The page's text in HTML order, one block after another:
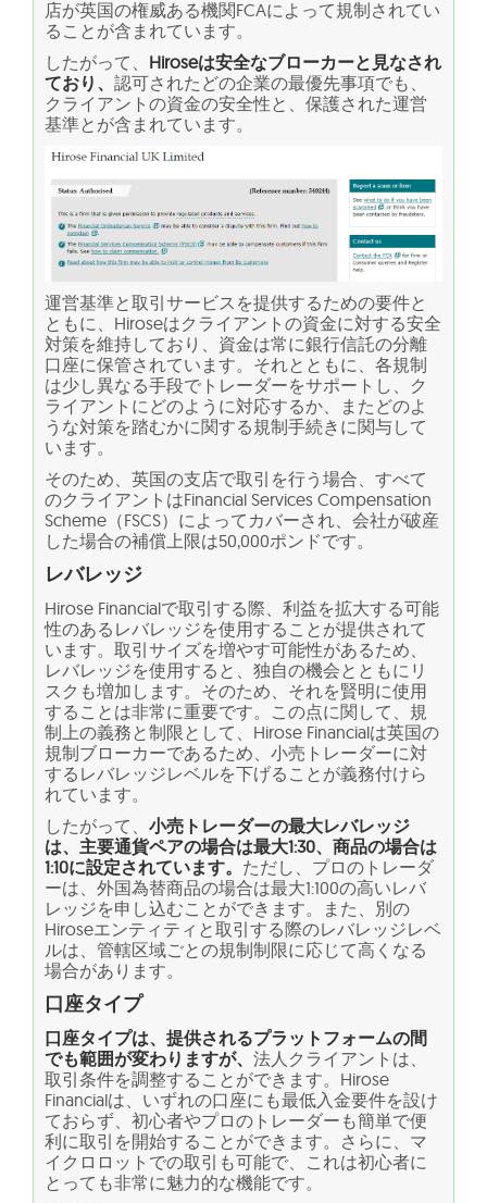
店が英国の権威ある機関FCAによって規制されてい
ることが含まれています。
したがって、 Hiroseは安全なブローカーと見なされ
ており、 認可されたどの企業の最優先事項でも、
クライアントの資金の安全性と、保護された運営
基準とが含まれています。
運営基準と取引サービスを提供するための要件と
ともに、Hiroseはクライアントの資金に対する安全
対策を維持しており、資金は常に銀行信託の分離
口座に保管されています。それとともに、各規制
は少し異なる手段でトレーダーをサポートし、ク
ライアントにどのように対応するか、またどのよ
うな対策を踏むかに関する規制手続きに関与して
います。
そのため、英国の支店で取引を行う場合、すべて
のクライアントはFinancial Services Compensation
Scheme（FSCS）によってカバーされ、会社が破産
した場合の補償上限は50,000ポンドです。
レバレッジ
Hirose Financialで取引する際、利益を拡大する可能
性のあるレバレッジを使用することが提供されて
います。取引サイズを増やす可能性があるため、
レバレッジを使用すると、独自の機会とともにリ
スクも増加します。そのため、それを賢明に使用
することは非常に重要です。この点に関して、規
制上の義務と制限として、Hirose Financialは英国の
規制ブローカーであるため、小売トレーダーに対
するレバレッジレベルを下げることが義務付けら
れています。
したがって、 小売トレーダーの最大レバレッジ
は、主要通貨ペアの場合は最大1:30、商品の場合は
1:10に設定されています。 ただし、プロのトレーダ
ーは、外国為替商品の場合は最大1:100の高いレバ
レッジを申し込むことができます。また、別の
Hiroseエンティティと取引する際のレバレッジレベ
ルは、管轄区域ごとの規制制限に応じて高くなる
場合があります。
口座タイプ
口座タイプは、提供されるプラットフォームの間
でも範囲が変わりますが、 法人クライアントは、
取引条件を調整することができます。Hirose
Financialは、いずれの口座にも最低入金要件を設け
ておらず、初心者やプロのトレーダーも簡単で便
利に取引を開始することができます。さらに、マ
イクロロットでの取引も可能で、これは初心者に
とっても非常に魅力的な機能です。